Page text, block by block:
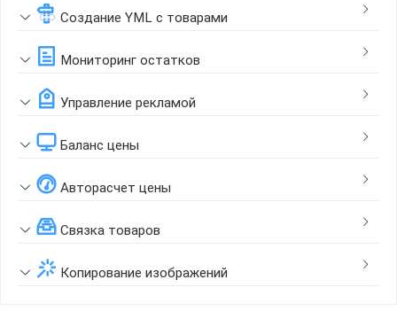
Создание YML с товарами
Мониторинг остатков
Управление рекламой
Баланс цены
Авторасчет цены
Связка товаров
Копирование изображений